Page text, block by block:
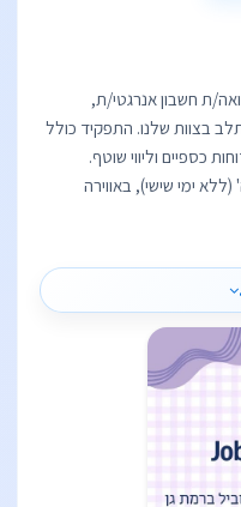
ת חשבון אנרגטי/ת,
בצוות שלנו. התפקיד כולל
כספיים וליווי שוטף.
ימי שישי), באווירה